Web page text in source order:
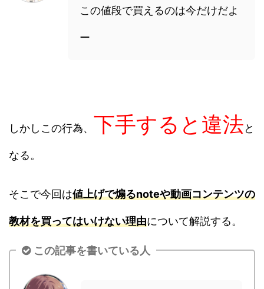
この値段で買えるのは今だけだよ
ー
しかしこの行為、 下手すると違法と
なる。
そこで今回は値上げで煽るnoteや動画コンテンツの
教材を買ってはいけない理由について解説する。
この記事を書いている人